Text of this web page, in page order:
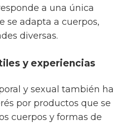
a una única
se adapta a cuerpos,
diversas.
y experiencias
y sexual también ha
por productos que se
cuerpos y formas de